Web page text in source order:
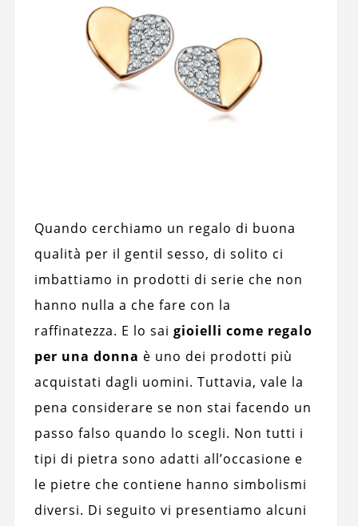
Quando cerchiamo un regalo di buona
qualità per il gentil sesso, di solito ci
imbattiamo in prodotti di serie che non
hanno nulla a che fare con la
raffinatezza. E lo sai gioielli come regalo
per una donna è uno dei prodotti più
acquistati dagli uomini. Tuttavia, vale la
pena considerare se non stai facendo un
passo falso quando lo scegli. Non tutti i
tipi di pietra sono adatti all’occasione e
le pietre che contiene hanno simbolismi
diversi. Di seguito vi presentiamo alcuni